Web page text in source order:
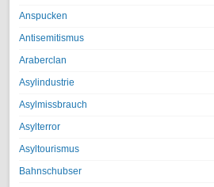
Anspucken
Antisemitismus
Araberclan
Asylindustrie
Asylmissbrauch
Asylterror
Asyltourismus
Bahnschubser